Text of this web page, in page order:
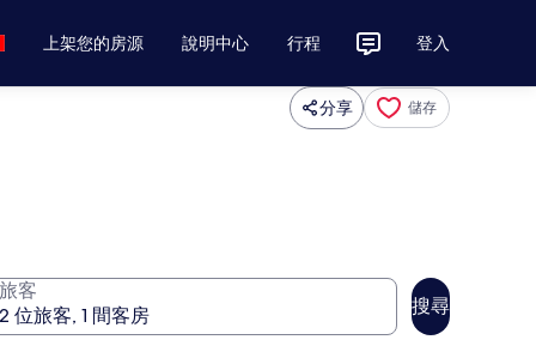
上架您的房源 說明中心 行程 登入
分享 儲存
旅客
搜尋